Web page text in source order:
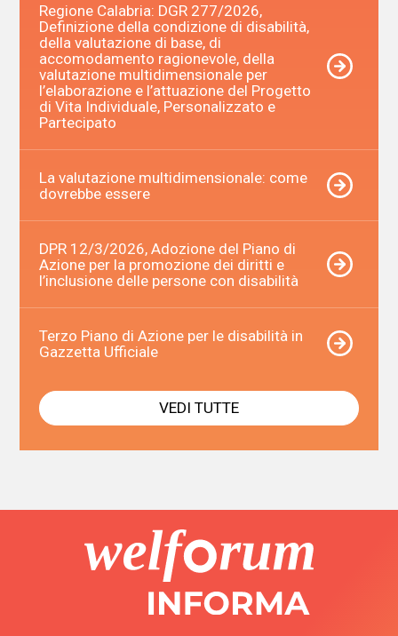
Regione Calabria: DGR 277/2026,
Definizione della condizione di disabilità,
della valutazione di base, di
accomodamento ragionevole, della
valutazione multidimensionale per
l’elaborazione e l’attuazione del Progetto
di Vita Individuale, Personalizzato e
Partecipato
La valutazione multidimensionale: come
dovrebbe essere
DPR 12/3/2026, Adozione del Piano di
Azione per la promozione dei diritti e
l’inclusione delle persone con disabilità
Terzo Piano di Azione per le disabilità in
Gazzetta Ufficiale
VEDI TUTTE